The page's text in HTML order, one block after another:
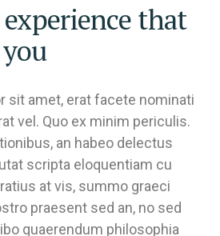
that
sit amet, erat facete nominati
vel. Quo ex minim periculis.
an habeo delectus
scripta eloquentiam cu
at vis, summo graeci
praesent sed an, no sed
quaerendum philosophia